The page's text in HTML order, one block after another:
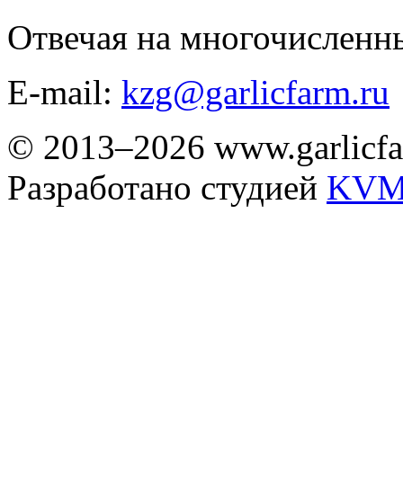
Отвечая на
E-mail: kzg@garlicfarm.ru
© 2013–2026
Разработано студией